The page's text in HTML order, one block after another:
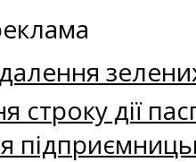
дії